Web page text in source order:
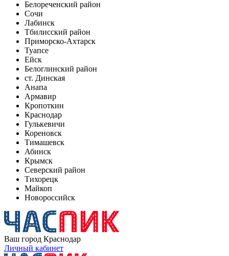
Белореченский район
Сочи
Лабинск
Тбилисский район
Приморско-Ахтарск
Туапсе
Ейск
Белоглинский район
ст. Динская
Анапа
Армавир
Кропоткин
Краснодар
Гулькевичи
Кореновск
Тимашевск
Абинск
Крымск
Северский район
Тихорецк
Майкоп
Новороссийск
Ваш город Краснодар
Личный кабинет